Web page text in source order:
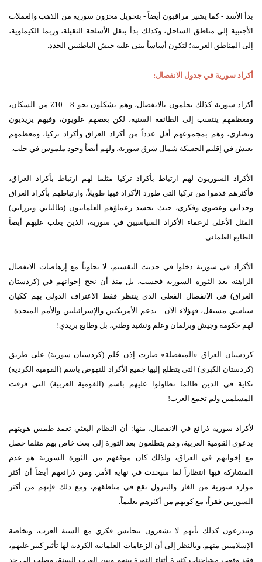
بدأ الأسد - كما يشير مراقبون أيضاً - بتحويل مخزون سورية من الذهب والعملات
الأجنبية إلى مناطق الساحل، وكذلك بدأ بنقل الأسلحة الثقيلة، وربما الكيماوية،
إلى المناطق الغربية؛ لتكون أساساً يبنى عليه جيش الباطنيين الجدد.
أكراد سورية في جدول الانفصال:
أكراد سورية كذلك يحلمون بالانفصال، وهم يشكلون نحو 8 - 10٪ من السكان،
ومعظمهم ينتسب إلى الطائفة السنية، لكن بعضهم علويون، وفيهم يزيديون
ونصارى، وهم بمجموعهم أقل عدداً من أكراد العراق وأكراد تركيا، ومعظمهم
يعيش في إقليم الحسكة شمال شرق سورية، ولهم أيضاً وجود ملموس في حلب.
الأكراد السوريون لهم ارتباط بأكراد تركيا مثلما لهم ارتباط بأكراد العراق،
فأكثرهم قدموا من تركيا التي طورد الأكراد فيها طويلاً، وارتباطهم بأكراد العراق
وجداني وعضوي وفكري، حيث يجسد زعماؤهم العلمانيون (طالباني وبرزاني)
المثل الأعلى لزعماء الأكراد السياسيين في سورية، الذين يغلب عليهم أيضاً
الطابع العلماني.
الأكراد في سورية دخلوا في حديث التقسيم، لا تجاوباً مع إرهاصات الانفصال
الراهنة بعد الثورة السورية فحسب، بل منذ أن نجح إخوانهم في (كردستان
العراق) في الانفصال الفعلي الذي ينتظر فقط الاعتراف الدولي بهم ككيان
سياسي مستقل، فهؤلاء الآن - بدعم الأمريكيين والإسرائيليين والأمم المتحدة -
لهم حكومة وجيش وبرلمان وعلم ونشيد وطني، بل وطابع بريدي!
كردستان العراق«المنفصلة» صارت إذن حُلم (كردستان سورية) على طريق
(كردستان الكبرى) التي يتطلع إليها جميع الأكراد للنهوض باسم (القومية الكردية)
نكاية في الذين طالما تطاولوا عليهم باسم (القومية العربية)
التي فرقت
المسلمين ولم تجمع العرب!
لأكراد سورية ذرائع في الانفصال، منها: أن النظام البعثي تعمد طمس هويتهم
بدعوى القومية العربية، وهم يتطلعون بعد الثورة إلى بعث خاص بهم مثلما حصل
مع إخوانهم في العراق، ولذلك كان موقفهم من الثورة السورية هو عدم
المشاركة فيها انتظاراً لما سيحدث في نهاية الأمر
ومن ذرائعهم أيضاً أن أكثر
موارد سورية من الغاز والبترول تقع في مناطقهم، ومع ذلك فإنهم من أكثر
السوريين فقراً، مع كونهم من أكثرهم تعليماً
ويتذرعون كذلك بأنهم لا يشعرون بتجانس فكري مع السنة العرب، وبخاصة
الإسلاميين منهم.وبالنظر إلى أن الزعامات العلمانية الكردية لها تأثير كبير عليهم،
فقد وقعت مشاحنات كثيرة أثناء الثورة بينهم وبين العرب السنة، وصلت إلى حد